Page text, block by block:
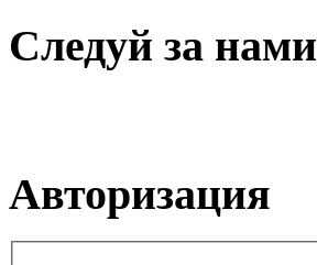
Следуй за нами
Авторизация